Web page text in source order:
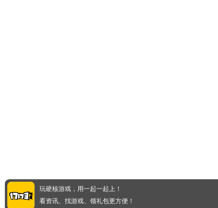
玩硬核游戏，用一起一起上！
看资讯、找游戏、领礼包更方便！